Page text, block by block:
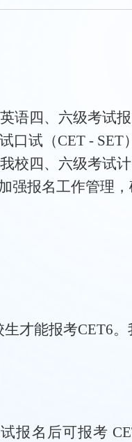
语四、六级考试报
口试（CET - SET
校四、六级考试计
强报名工作管理
生才能报考CET6。
报名后可报考